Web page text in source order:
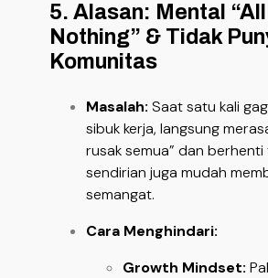
5. Alasan: Mental
Nothing” & Tidak
Komunitas
Masalah: Saat satu kali
sibuk kerja, langsung
rusak semua” dan
sendirian juga mudah
semangat.
Cara Menghindari:
Growth Mindset: